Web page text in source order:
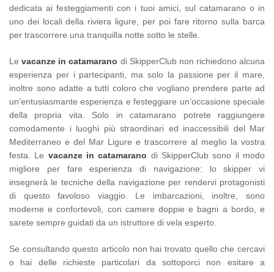
dedicata ai festeggiamenti con i tuoi amici, sul catamarano o in
uno dei locali della riviera ligure, per poi fare ritorno sulla barca
per trascorrere una tranquilla notte sotto le stelle.
Levacanze in catamarano di SkipperClub non richiedono alcuna
esperienza per i partecipanti, ma solo la passione per il mare,
inoltre sono adatte a tutti coloro che vogliano prendere parte ad
un’entusiasmante esperienza e festeggiare un’occasione speciale
della propria vita. Solo in catamarano potrete raggiungere
comodamente i luoghi più straordinari ed inaccessibili del Mar
Mediterraneo e del Mar Ligure e trascorrere al meglio la vostra
festa. Le vacanze in catamarano di SkipperClub sono il modo
migliore per fare esperienza di navigazione: lo skipper vi
insegnerà le tecniche della navigazione per rendervi protagonisti
di questo favoloso viaggio. Le imbarcazioni, inoltre, sono
moderne e confortevoli, con camere doppie e bagni a bordo, e
sarete sempre guidati da un istruttore di vela esperto.
Se consultando questo articolo non hai trovato quello che cercavi
o hai delle richieste particolari da sottoporci non esitare a